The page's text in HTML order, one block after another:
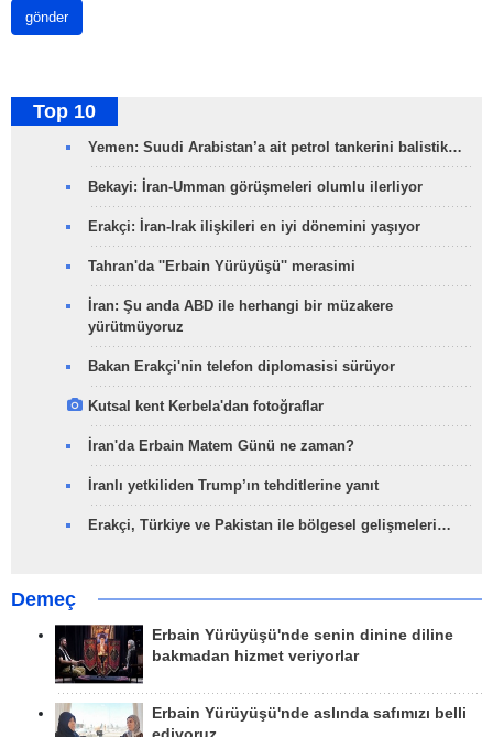
gönder
Top 10
Yemen: Suudi Arabistan’a ait petrol tankerini balistik…
Bekayi: İran-Umman görüşmeleri olumlu ilerliyor
Erakçi: İran-Irak ilişkileri en iyi dönemini yaşıyor
Tahran'da ''Erbain Yürüyüşü'' merasimi
İran: Şu anda ABD ile herhangi bir müzakere
yürütmüyoruz
Bakan Erakçi'nin telefon diplomasisi sürüyor
Kutsal kent Kerbela'dan fotoğraflar
İran'da Erbain Matem Günü ne zaman?
İranlı yetkiliden Trump’ın tehditlerine yanıt
Erakçi, Türkiye ve Pakistan ile bölgesel gelişmeleri…
Demeç
Erbain Yürüyüşü'nde senin dinine diline
bakmadan hizmet veriyorlar
Erbain Yürüyüşü'nde aslında safımızı belli